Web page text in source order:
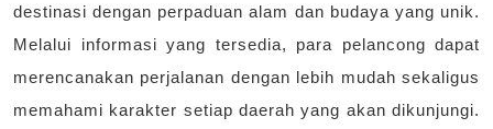
destinasi dengan perpaduan alam dan budaya yang unik.
Melalui informasi yang tersedia, para pelancong dapat
merencanakan perjalanan dengan lebih mudah sekaligus
memahami karakter setiap daerah yang akan dikunjungi.